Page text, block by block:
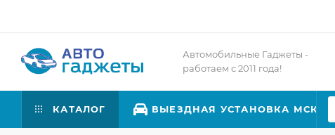
Автомобильные Гаджеты -
работаем с 2011 года!
КАТАЛОГ ВЫЕЗДНАЯ УСТАНОВКА МСК